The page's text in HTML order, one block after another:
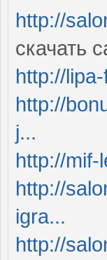
http://
скачать
http://
http://
j...
http://mif-
http://
igra...
http://